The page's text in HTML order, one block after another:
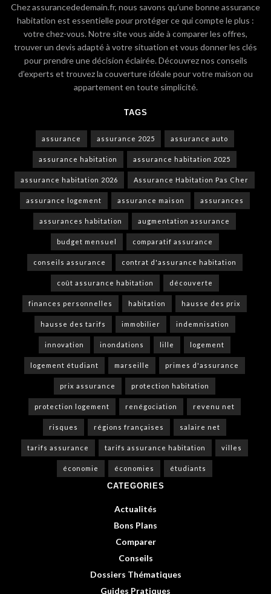
Chez assurancededemain.fr, nous savons qu’une bonne assurance
habitation est essentielle pour protéger ce qui compte le plus :
votre chez-vous. Notre site vous aide à comparer les offres,
trouver un devis adapté à votre situation et vous donner les clés
pour prendre une décision éclairée. Découvrez nos conseils
d’experts et trouvez la couverture idéale pour votre maison ou
appartement en toute simplicité.
TAGS
assurance assurance 2025 assurance auto
assurance habitation assurance habitation 2025
assurance habitation 2026 Assurance Habitation Pas Cher
assurance logement assurance maison assurances
assurances habitation augmentation assurance
budget mensuel comparatif assurance
conseils assurance contrat d'assurance habitation
coût assurance habitation découverte
finances personnelles habitation hausse des prix
hausse des tarifs immobilier indemnisation
innovation inondations lille logement
logement étudiant marseille primes d'assurance
prix assurance protection habitation
protection logement renégociation revenu net
risques régions françaises salaire net
tarifs assurance tarifs assurance habitation villes
économie économies étudiants
CATEGORIES
Actualités
Bons Plans
Comparer
Conseils
Dossiers Thématiques
Guides Pratiques